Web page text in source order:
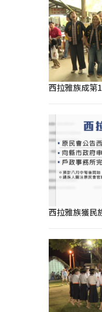
西拉雅族成第
西拉雅族獲民